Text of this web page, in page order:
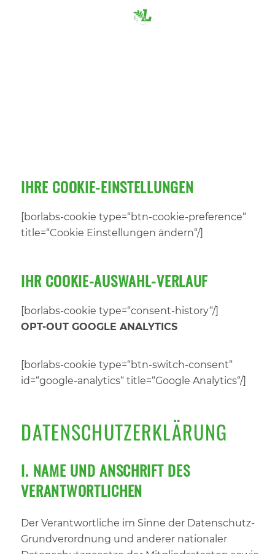
IHRE COOKIE-EINSTELLUNGEN
[borlabs-cookie type=“btn-cookie-preference“
title=“Cookie Einstellungen ändern“/]
IHR COOKIE-AUSWAHL-VERLAUF
[borlabs-cookie type=“consent-history“/]
OPT-OUT GOOGLE ANALYTICS
[borlabs-cookie type=“btn-switch-consent“
id=“google-analytics“ title=“Google Analytics“/]
DATENSCHUTZERKLÄRUNG
I. NAME UND ANSCHRIFT DES
VERANTWORTLICHEN
Der Verantwortliche im Sinne der Datenschutz-
Grundverordnung und anderer nationaler